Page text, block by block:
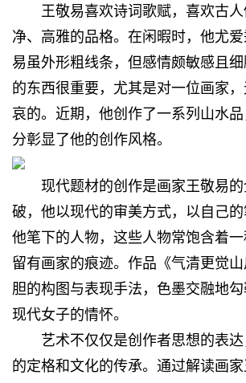
王敬易喜欢诗词歌赋，喜欢古
净、高雅的品格。在闲暇时，他尤
易虽外形粗线条，但感情颇敏感且
的东西很重要，尤其是对一位画家
哀的。近期，他创作了一系列山水
分彰显了他的创作风格。
现代题材的创作是画家王敬易
破，他以现代的审美方式，以自己
他笔下的人物，这些人物常饱含着一
留有画家的痕迹。作品《气清更觉
胆的构图与表现手法，色墨交融地
现代女子的情怀。
艺术不仅仅是创作者思想的表
的定格和文化的传承。通过解读画家